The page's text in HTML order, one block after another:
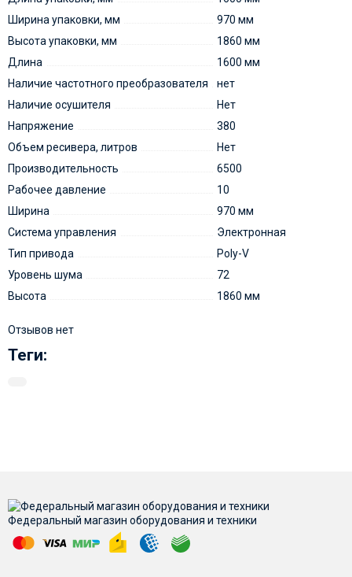
Ширина упаковки, мм
970 мм
Высота упаковки, мм
1860 мм
Длина
1600 мм
Наличие частотного преобразователя
нет
Наличие осушителя
Нет
Напряжение
380
Объем ресивера, литров
Нет
Производительность
6500
Рабочее давление
10
Ширина
970 мм
Система управления
Электронная
Тип привода
Poly-V
Уровень шума
72
Высота
1860 мм
Отзывов нет
Теги:
Федеральный магазин оборудования и техники